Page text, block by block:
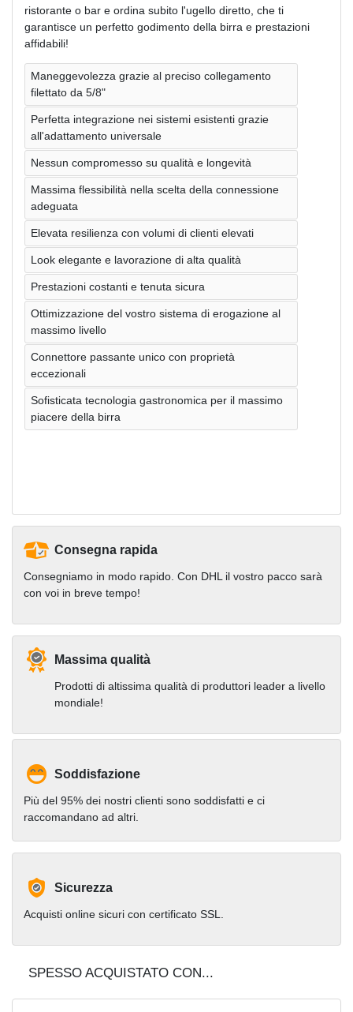
ristorante o bar e ordina subito l'ugello diretto, che ti
garantisce un perfetto godimento della birra e prestazioni
affidabili!
Maneggevolezza grazie al preciso collegamento
filettato da 5/8"
Perfetta integrazione nei sistemi esistenti grazie
all'adattamento universale
Nessun compromesso su qualità e longevità
Massima flessibilità nella scelta della connessione
adeguata
Elevata resilienza con volumi di clienti elevati
Look elegante e lavorazione di alta qualità
Prestazioni costanti e tenuta sicura
Ottimizzazione del vostro sistema di erogazione al
massimo livello
Connettore passante unico con proprietà
eccezionali
Sofisticata tecnologia gastronomica per il massimo
piacere della birra
Consegna rapida
Consegniamo in modo rapido. Con DHL il vostro pacco sarà
con voi in breve tempo!
Massima qualità
Prodotti di altissima qualità di produttori leader a livello
mondiale!
Soddisfazione
Più del 95% dei nostri clienti sono soddisfatti e ci
raccomandano ad altri.
Sicurezza
Acquisti online sicuri con certificato SSL.
SPESSO ACQUISTATO CON...